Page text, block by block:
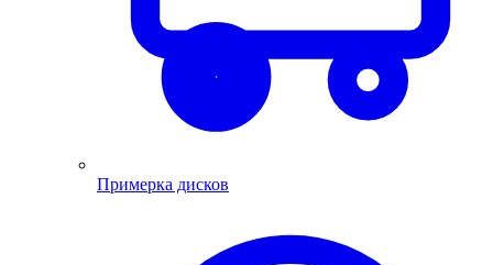
Примерка дисков